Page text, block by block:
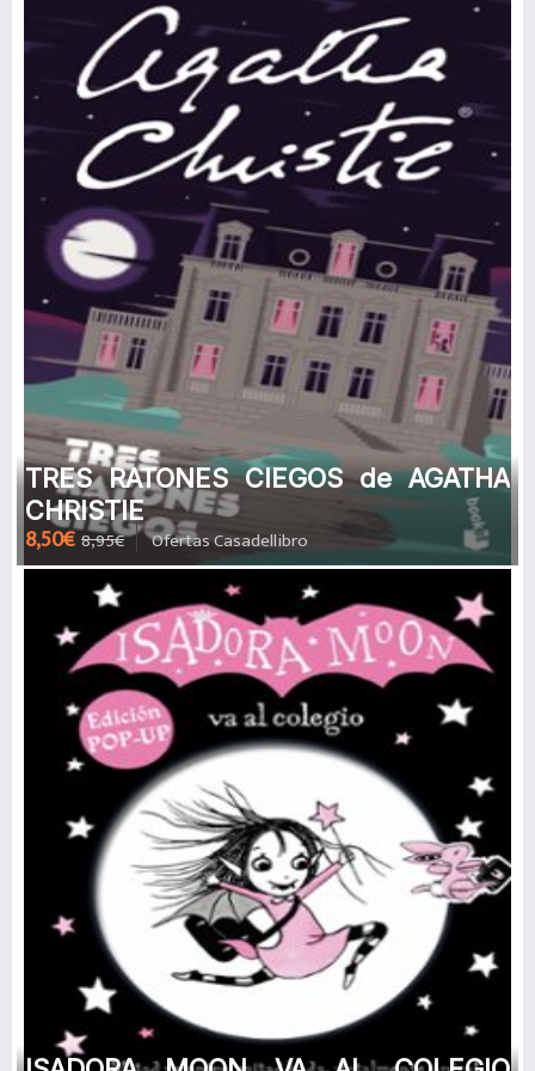
TRES RATONES CIEGOS de AGATHA
CHRISTIE
8,50€ 8,95€ Ofertas Casadellibro